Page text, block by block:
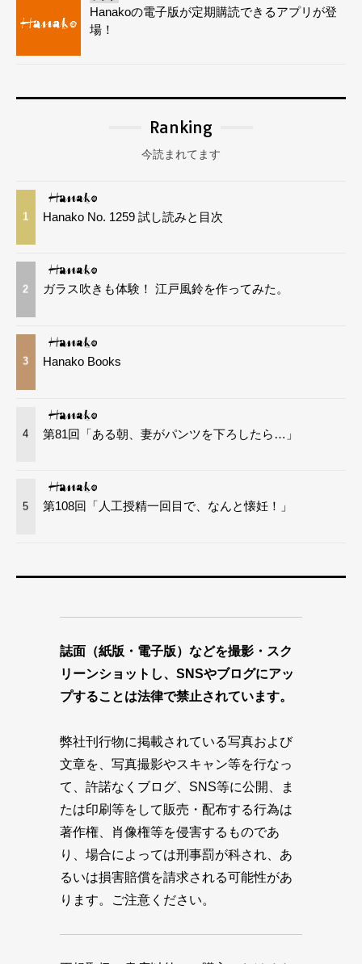
Hanakoの電子版が定期購読できるアプリが登
場！
Ranking
今読まれてます
1 Hanako No. 1259 試し読みと目次
2 ガラス吹きも体験！ 江戸風鈴を作ってみた。
3 Hanako Books
4 第81回「ある朝、妻がパンツを下ろしたら…」
5 第108回「人工授精一回目で、なんと懐妊！」
誌面（紙版・電子版）などを撮影・スク
リーンショットし、SNSやブログにアッ
プすることは法律で禁止されています。
弊社刊行物に掲載されている写真および
文章を、写真撮影やスキャン等を行なっ
て、許諾なくブログ、SNS等に公開、ま
たは印刷等をして販売・配布する行為は
著作権、肖像権等を侵害するものであ
り、場合によっては刑事罰が科され、あ
るいは損害賠償を請求される可能性があ
ります。ご注意ください。